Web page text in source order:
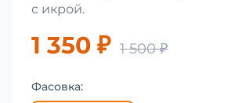
с икрой.
1 350 ₽ 1 500 ₽
Фасовка: